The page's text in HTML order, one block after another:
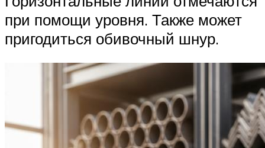
при помощи уровня. Также может
пригодиться обивочный шнур.